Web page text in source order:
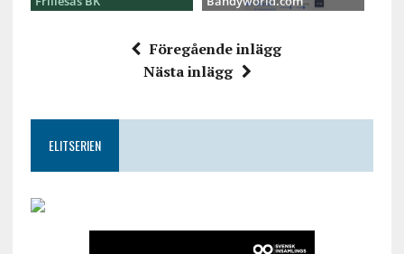
Föregående inlägg
Nästa inlägg
ELITSERIEN